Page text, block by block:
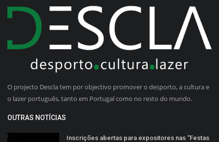
O projecto Descla tem por objectivo promover o desporto, a cultura e
o lazer português, tanto em Portugal como no resto do mundo.
OUTRAS NOTÍCIAS
Inscrições abertas para expositores nas “Festas